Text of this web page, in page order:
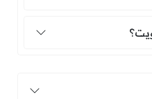
الكويت؟